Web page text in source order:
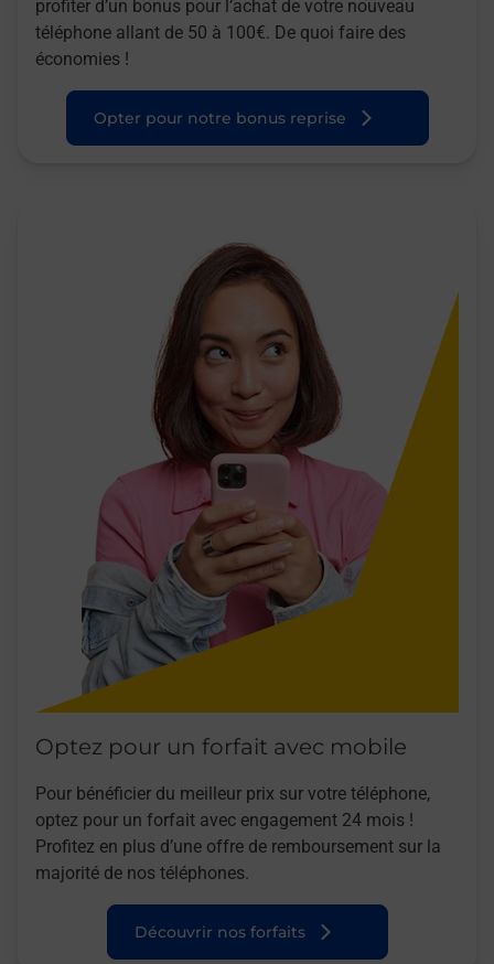
profiter d’un bonus pour l’achat de votre nouveau
téléphone allant de 50 à 100€. De quoi faire des
économies !
Opter pour notre bonus reprise
Optez pour un forfait avec mobile
Pour bénéficier du meilleur prix sur votre téléphone,
optez pour un forfait avec engagement 24 mois !
Profitez en plus d’une offre de remboursement sur la
majorité de nos téléphones.
Découvrir nos forfaits